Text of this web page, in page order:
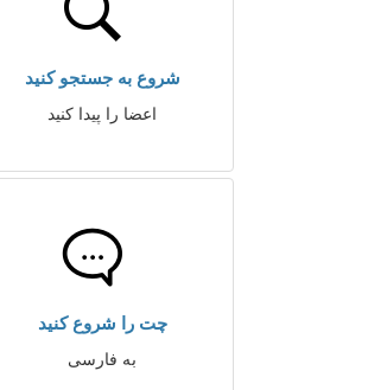
شروع به جستجو کنید
اعضا را پیدا کنید
چت را شروع کنید
به فارسی